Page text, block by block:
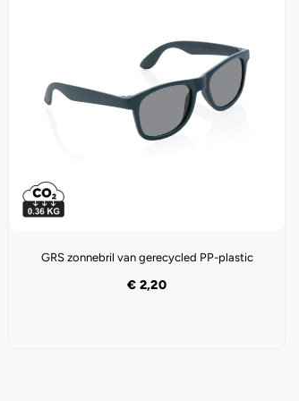
GRS zonnebril van gerecycled PP-plastic
€ 2,20